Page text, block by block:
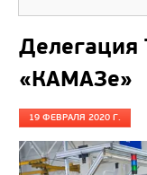
Делегация
«КАМАЗе»
19 ФЕВРАЛЯ 2020 Г.